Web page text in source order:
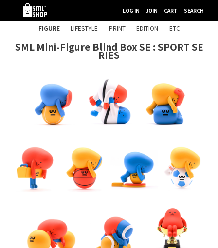
LOG IN JOIN CART SEARCH
FIGURE LIFESTYLE PRINT EDITION ETC
SML Mini-Figure Blind Box SE : SPORT SE
RIES